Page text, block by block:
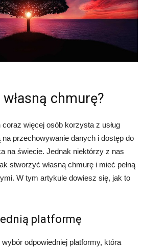
chmurę?
więcej osób korzysta z usług
przechowywanie danych i dostęp do
na świecie. Jednak niektórzy z nas
stworzyć własną chmurę i mieć pełną
W tym artykule dowiesz się, jak to
platformę
odpowiedniej platformy, która